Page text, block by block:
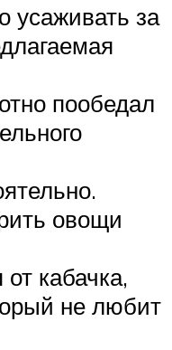
усаживать за
пообедал
овощи
кабачка,
не любит